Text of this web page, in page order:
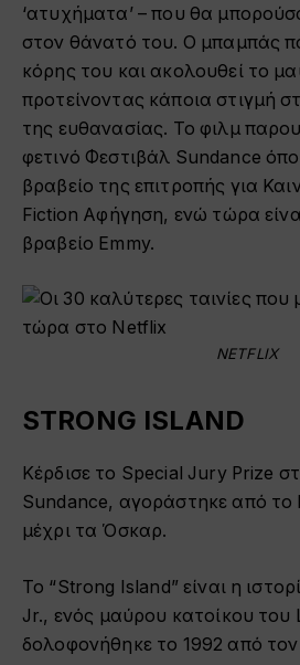
‘ατυχήματα’ – που θα
στον θάνατό του. Ο μπαμπάς
κόρης του και ακολουθεί το
προτείνοντας κάποια στιγμή
της ευθανασίας. Το φιλμ
φετινό Φεστιβάλ Sundance
βραβείο της επιτροπής για
Fiction Αφήγηση, ενώ τώρα
βραβείο Emmy.
NETFLIX
STRONG ISLAND
Κέρδισε το Special Jury Prize
Sundance, αγοράστηκε από το
μέχρι τα Όσκαρ.
Το “Strong Island” είναι η
Jr., ενός μαύρου κατοίκου του
δολοφονήθηκε το 1992 από